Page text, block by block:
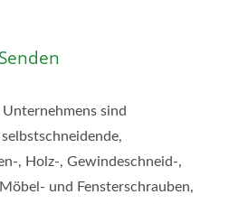
sind
, Holz-, Gewindeschneid-,
und Fensterschrauben,